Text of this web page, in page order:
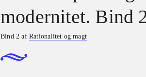
modernitet. Bind
Bind 2 afRationalitet og magt